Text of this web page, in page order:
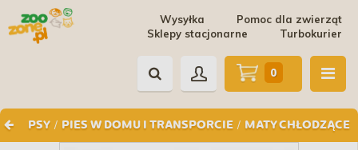
Pomoc dla zwierząt
Wysyłka
Turbokurier
Sklepy stacjonarne
PSY / PIES W DOMU I TRANSPORCIE / MATY CHŁODZĄCE
0